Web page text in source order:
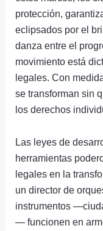
protección,
eclipsados ​​por el
danza entre el
movimiento está
legales. Con
se transforman sin
los derechos
Las leyes de
herramientas
legales en la
un director de
instrumentos
— funcionen en